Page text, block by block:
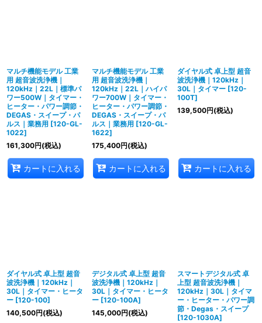
マルチ機能モデル 工業
用 超音波洗浄機｜
120kHz｜22L｜標準パ
ワー500W｜タイマー・
ヒーター・パワー調節・
DEGAS・スイープ・パ
ルス｜業務用 [120-GL-
1022]
161,300円(税込)
カートに入れる
マルチ機能モデル 工業
用 超音波洗浄機｜
120kHz｜22L｜ハイパ
ワー700W｜タイマー・
ヒーター・パワー調節・
DEGAS・スイープ・パ
ルス｜業務用 [120-GL-
1622]
175,400円(税込)
カートに入れる
ダイヤル式 卓上型 超音
波洗浄機｜120kHz｜
30L｜タイマー [120-
100T]
139,500円(税込)
カートに入れる
ダイヤル式 卓上型 超音
波洗浄機｜120kHz｜
30L｜タイマー・ヒータ
ー [120-100]
140,500円(税込)
デジタル式 卓上型 超音
波洗浄機｜120kHz｜
30L｜タイマー・ヒータ
ー [120-100A]
145,000円(税込)
スマートデジタル式 卓
上型 超音波洗浄機｜
120kHz｜30L｜タイマ
ー・ヒーター・パワー調
節・Degas・スイープ
[120-1030A]